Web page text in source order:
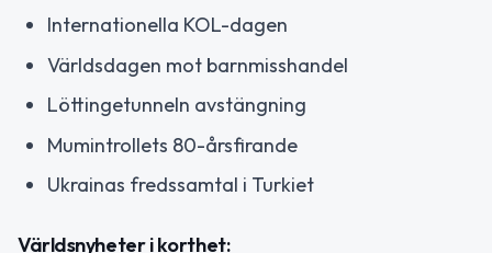
Internationella KOL-dagen
Världsdagen mot barnmisshandel
Löttingetunneln avstängning
Mumintrollets 80-årsfirande
Ukrainas fredssamtal i Turkiet
Världsnyheter i korthet: